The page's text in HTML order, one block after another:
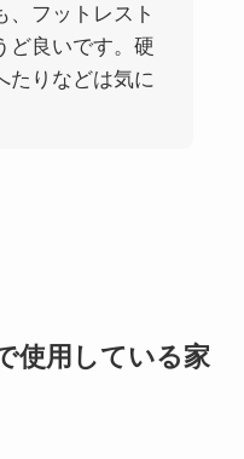
、フットレスト
ど良いです。硬
たりなどは気に
使用している家